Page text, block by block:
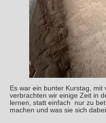
Es war ein bunter Kurstag, mit
verbrachten wir einige Zeit in
lernen, statt einfach nur zu
machen und was sie sich